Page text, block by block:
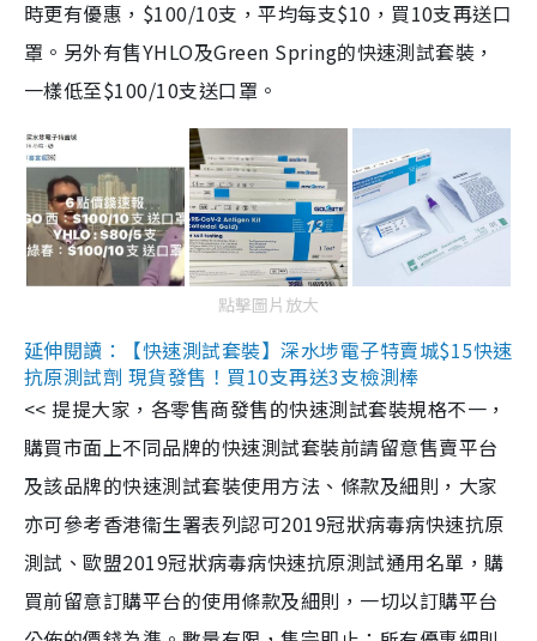
時更有優惠，$100/10支，平均每支$10，買10支再送口
罩。另外有售YHLO及Green Spring的快速測試套裝，
一樣低至$100/10支送口罩。
點擊圖片放大
延伸閱讀：【快速測試套裝】深水埗電子特賣城$15快速
抗原測試劑 現貨發售！買10支再送3支檢測棒
<< 提提大家，各零售商發售的快速測試套裝規格不一，
購買市面上不同品牌的快速測試套裝前請留意售賣平台
及該品牌的快速測試套裝使用方法、條款及細則，大家
亦可參考香港衞生署表列認可2019冠狀病毒病快速抗原
測試、歐盟2019冠狀病毒病快速抗原測試通用名單，購
買前留意訂購平台的使用條款及細則，一切以訂購平台